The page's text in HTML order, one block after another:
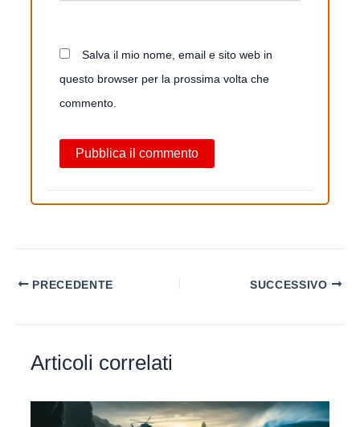
Salva il mio nome, email e sito web in
questo browser per la prossima volta che
commento.
PRECEDENTE SUCCESSIVO
Articoli correlati